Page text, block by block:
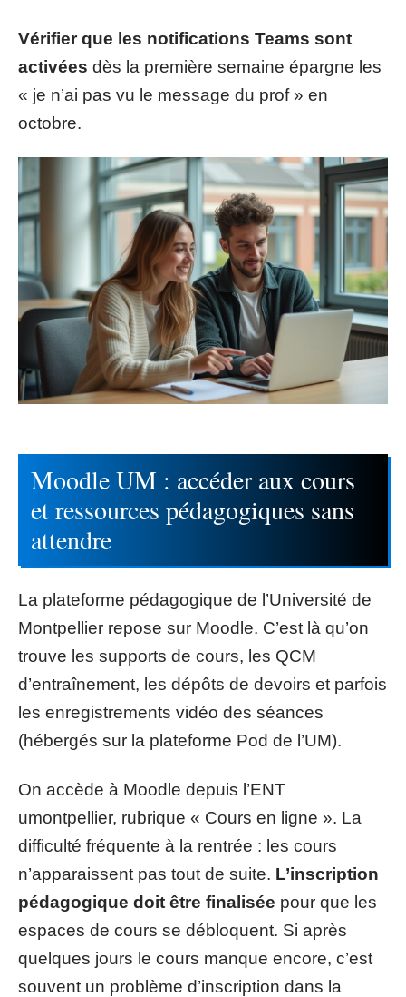
Vérifier que les notifications Teams sont
activées dès la première semaine épargne les
« je n’ai pas vu le message du prof » en
octobre.
Moodle UM : accéder aux cours
et ressources pédagogiques sans
attendre
La plateforme pédagogique de l’Université de
Montpellier repose sur Moodle. C’est là qu’on
trouve les supports de cours, les QCM
d’entraînement, les dépôts de devoirs et parfois
les enregistrements vidéo des séances
(hébergés sur la plateforme Pod de l’UM).
On accède à Moodle depuis l’ENT
umontpellier, rubrique « Cours en ligne ». La
difficulté fréquente à la rentrée : les cours
n’apparaissent pas tout de suite. L’inscription
pédagogique doit être finalisée pour que les
espaces de cours se débloquent. Si après
quelques jours le cours manque encore, c’est
souvent un problème d’inscription dans la